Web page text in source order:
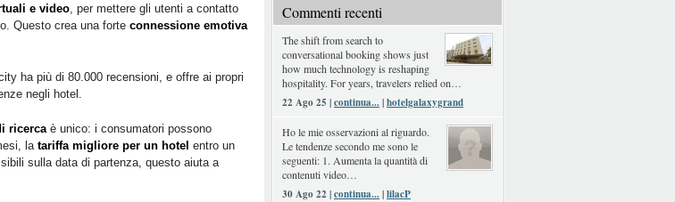
e video, per mettere gli utenti a contatto
Questo crea una forte connessione emotiva
ha più di 80.000 recensioni, e offre ai propri
negli hotel.
ricercaè unico: i consumatori possono
latariffa migliore per un hotel entro un
sulla data di partenza, questo aiuta a
Commenti recenti
The shift from search to
conversational booking shows just
how much technology is reshaping
hospitality. For years, travelers relied on…
22 Ago 25 |continua...|hotelgalaxygrand
Ho le mie osservazioni al riguardo.
Le tendenze secondo me sono le
seguenti: 1. Aumenta la quantità di
contenuti video…
30 Ago 22 |continua...|lilacP